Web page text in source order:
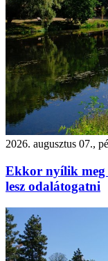
2026. augusztus 07.,
Ekkor nyílik meg
lesz odalátogatni